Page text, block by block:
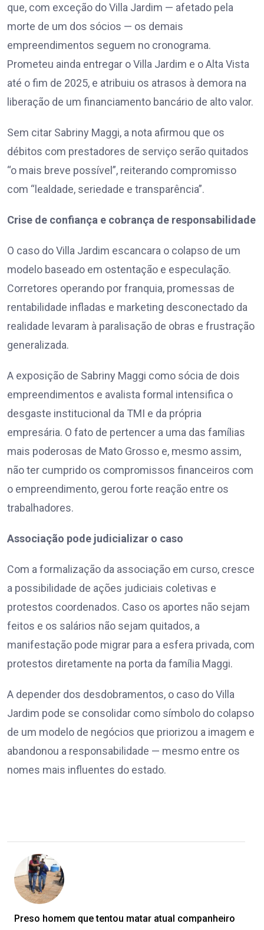
que, com exceção do Villa Jardim — afetado pela
morte de um dos sócios — os demais
empreendimentos seguem no cronograma.
Prometeu ainda entregar o Villa Jardim e o Alta Vista
até o fim de 2025, e atribuiu os atrasos à demora na
liberação de um financiamento bancário de alto valor.
Sem citar Sabriny Maggi, a nota afirmou que os
débitos com prestadores de serviço serão quitados
“o mais breve possível”, reiterando compromisso
com “lealdade, seriedade e transparência”.
Crise de confiança e cobrança de responsabilidade
O caso do Villa Jardim escancara o colapso de um
modelo baseado em ostentação e especulação.
Corretores operando por franquia, promessas de
rentabilidade infladas e marketing desconectado da
realidade levaram à paralisação de obras e frustração
generalizada.
A exposição de Sabriny Maggi como sócia de dois
empreendimentos e avalista formal intensifica o
desgaste institucional da TMI e da própria
empresária. O fato de pertencer a uma das famílias
mais poderosas de Mato Grosso e, mesmo assim,
não ter cumprido os compromissos financeiros com
o empreendimento, gerou forte reação entre os
trabalhadores.
Associação pode judicializar o caso
Com a formalização da associação em curso, cresce
a possibilidade de ações judiciais coletivas e
protestos coordenados. Caso os aportes não sejam
feitos e os salários não sejam quitados, a
manifestação pode migrar para a esfera privada, com
protestos diretamente na porta da família Maggi.
A depender dos desdobramentos, o caso do Villa
Jardim pode se consolidar como símbolo do colapso
de um modelo de negócios que priorizou a imagem e
abandonou a responsabilidade — mesmo entre os
nomes mais influentes do estado.
Preso homem que tentou matar atual companheiro